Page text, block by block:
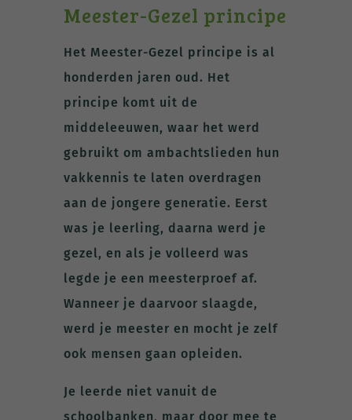
Meester-Gezel principe
Het Meester-Gezel principe is al
honderden jaren oud. Het
principe komt uit de
middeleeuwen, waar het werd
gebruikt om ambachtslieden hun
vakkennis te laten overdragen
aan de jongere generatie. Eerst
was je leerling, daarna werd je
gezel, en als je volleerd was
legde je een meesterproef af.
Wanneer je daarvoor slaagde,
werd je meester en mocht je zelf
ook mensen gaan opleiden.
Je leerde niet vanuit de
schoolbanken, maar door mee te